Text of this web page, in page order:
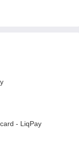
- LiqPay